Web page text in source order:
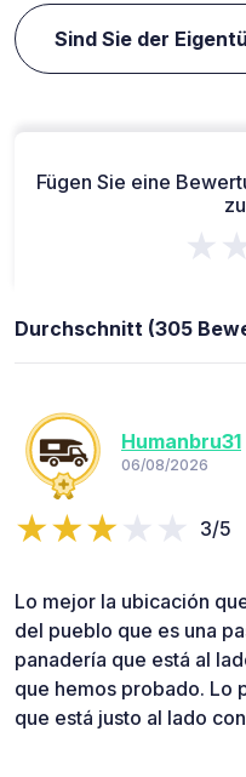
Sind Sie der
Fügen Sie eine
Durchschnitt (305
Humanbru31
06/08/2026
3/5
Lo mejor la ubicación
del pueblo que es una
panadería que está al
que hemos probado. Lo
que está justo al lado